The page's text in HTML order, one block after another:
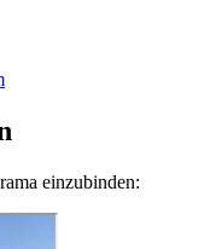
einzubinden: